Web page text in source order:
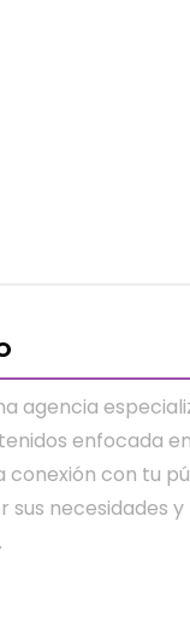
agencia
enfocada en
conexión con tu
sus necesidades y